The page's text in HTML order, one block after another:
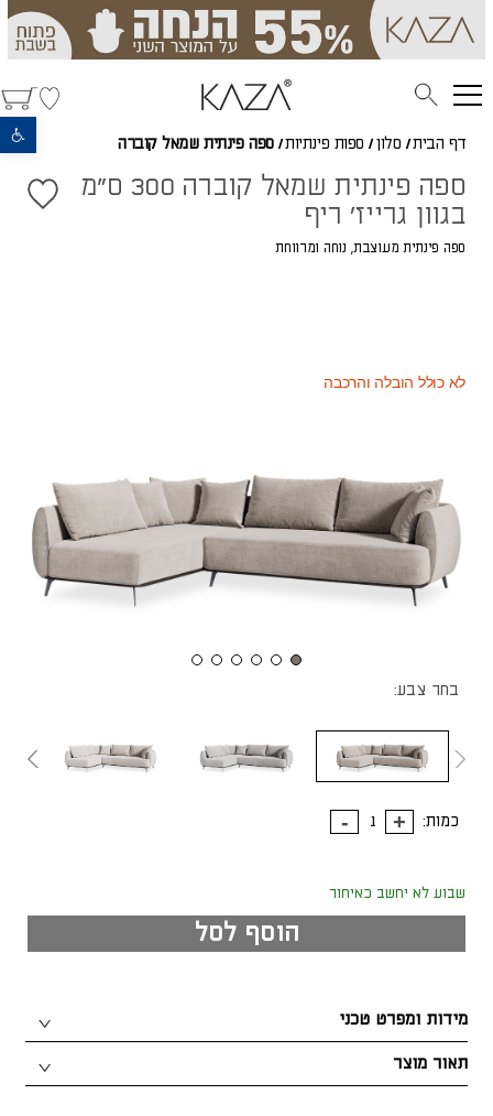
פתח סרגל נגישות
דף הבית/ סלון / ספות פינתיות/ ספה פינתית שמאל קוברה
ספה פינתית שמאל קוברה 300 ס"מ
בגוון גרייז' ריף
ספה פינתית מעוצבת, נוחה ומרווחת
לא כולל הובלה והרכבה
בחר צבע:
כמות:
שבוע לא יחשב כאיחור
הוסף לסל
תאור מוצר
מידות ומפרט טכני